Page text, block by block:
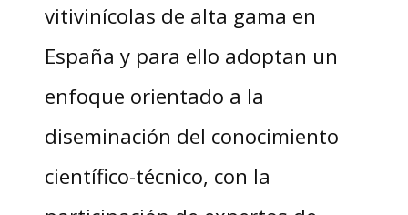
vitivinícolas de alta gama en
España y para ello adoptan un
enfoque orientado a la
diseminación del conocimiento
científico-técnico, con la